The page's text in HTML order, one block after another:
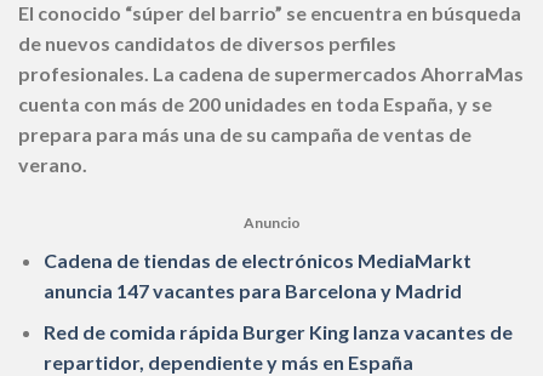
El conocido “súper del barrio” se encuentra en búsqueda
de nuevos candidatos de diversos perfiles
profesionales. La cadena de supermercados AhorraMas
cuenta con más de 200 unidades en toda España, y se
prepara para más una de su campaña de ventas de
verano.
Anuncio
Cadena de tiendas de electrónicos MediaMarkt
anuncia 147 vacantes para Barcelona y Madrid
Red de comida rápida Burger King lanza vacantes de
repartidor, dependiente y más en España